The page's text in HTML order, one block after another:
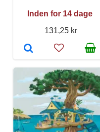
Inden for 14 dage
131,25 kr